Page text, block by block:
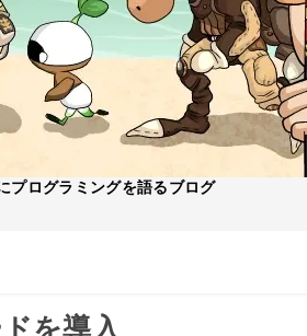
プログラミングを語るブログ
を導入